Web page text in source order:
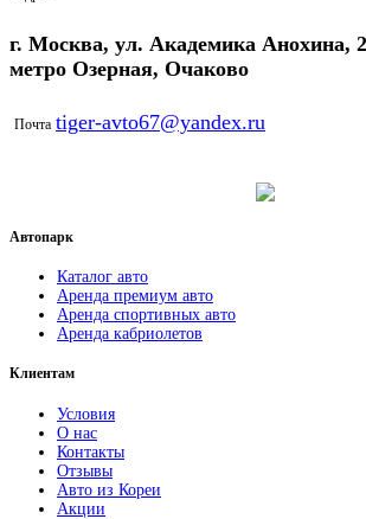
г. Москва, ул. Академика Анохина,
метро Озерная, Очаково
Почта tiger-avto67@yandex.ru
Автопарк
Каталог авто
Аренда премиум авто
Аренда спортивных авто
Аренда кабриолетов
Клиентам
Условия
О нас
Контакты
Отзывы
Авто из Кореи
Акции